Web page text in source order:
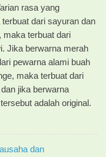
rasa yang
dari sayuran dan
maka terbuat dari
Jika berwarna merah
pewarna alami buah
maka terbuat dari
jika berwarna
adalah original.
dan